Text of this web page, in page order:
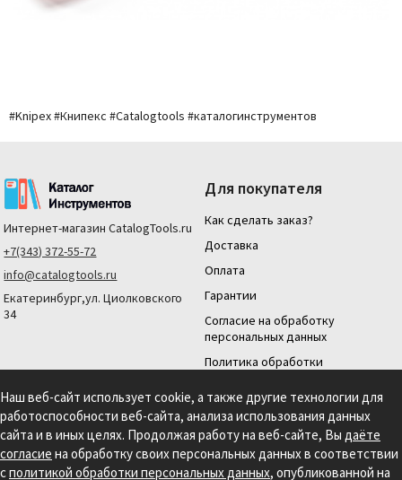
#Knipex #Книпекс #Catalogtools #каталогинструментов
Интернет-магазин CatalogTools.ru
+7(343) 372-55-72
info@catalogtools.ru
Екатеринбург,ул. Циолковского
34
Для покупателя
Как сделать заказ?
Доставка
Оплата
Гарантии
Согласие на обработку
персональных данных
Политика обработки
Для юридических лиц
На нашем сайте мы используем cookie для сбора информации технического
характера. Продолжая использовать этот сайт, вы даете согласие на
использование файлов cookies и обработку персональных данных в соответствии с
Политикой обработки персональных данных.Информация на сайте носит
Наш веб-сайт использует cookie, а также другие технологии для
работоспособности веб-сайта, анализа использования данных
сайта и в иных целях. Продолжая работу на веб-сайте, Вы даёте
согласие на обработку своих персональных данных в соответствии
сполитикой обработки персональных данных, опубликованной на